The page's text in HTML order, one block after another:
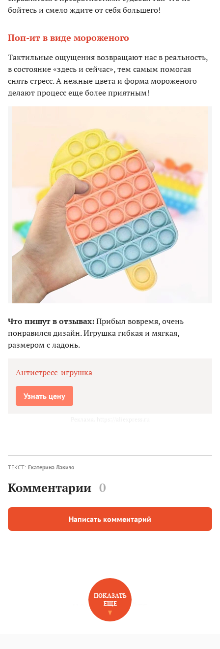
бойтесь и смело ждите от себя большего!
Поп-ит в виде мороженого
Тактильные ощущения возвращают нас в реальность,
в состояние «здесь и сейчас», тем самым помогая
снять стресс. А нежные цвета и форма мороженого
делают процесс еще более приятным!
Что пишут в отзывах:Прибыл вовремя, очень
понравился дизайн. Игрушка гибкая и мягкая,
размером с ладонь.
Антистресс-игрушка
Узнать цену
ТЕКСТ: Екатерина Лакизо
Комментарии 0
Написать комментарий
НОВОЕ НА САЙТЕ
ПОКАЗАТЬ
ЕЩЕ